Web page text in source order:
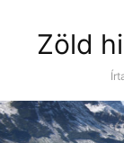
Zöld